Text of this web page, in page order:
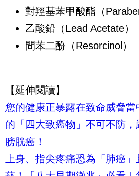
對羥基苯甲酸酯（
乙酸鉛（Lead Acetate）
間苯二酚（Resorcinol）
【延伸閱讀】
您的健康正暴露在致命威脅
的「四大致癌物」不可不防，
膀胱癌！
上身、指尖疼痛恐為「肺癌